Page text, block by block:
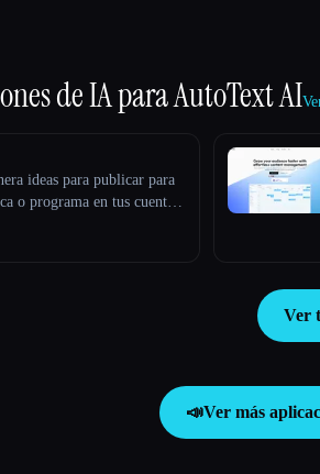
de IA paraAutoText AI
ideas para publicar para
o programa en tus cuentas
Ver
📣Ver más